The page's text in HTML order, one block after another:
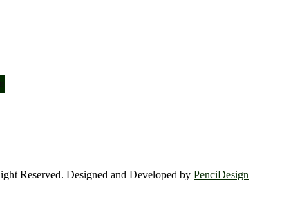
Reserved. Designed and Developed by PenciDesign